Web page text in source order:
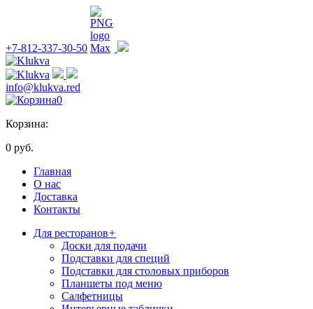
+7-812-337-30-50
info@klukva.red
0
Корзина:
0 руб.
Главная
О нас
Доставка
Контакты
Для ресторанов+
Доски для подачи
Подставки для специй
Подставки для столовых приборов
Планшеты под меню
Салфетницы